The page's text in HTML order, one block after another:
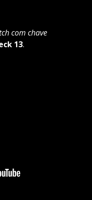
com chave
13.